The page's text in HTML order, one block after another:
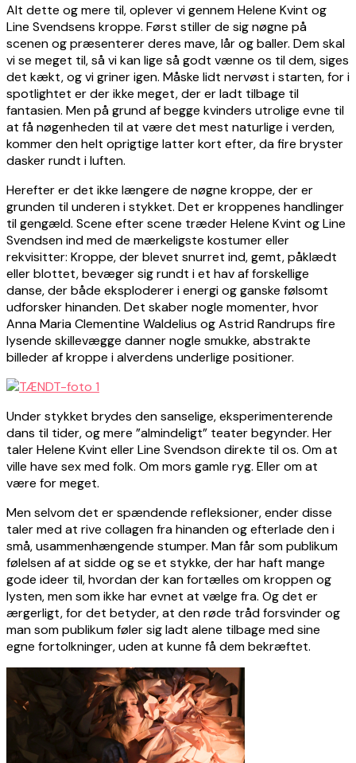
Alt dette og mere til, oplever vi gennem Helene Kvint og
Line Svendsens kroppe. Først stiller de sig nøgne på
scenen og præsenterer deres mave, lår og baller. Dem skal
vi se meget til, så vi kan lige så godt vænne os til dem, siges
det kækt, og vi griner igen. Måske lidt nervøst i starten, for i
spotlightet er der ikke meget, der er ladt tilbage til
fantasien. Men på grund af begge kvinders utrolige evne til
at få nøgenheden til at være det mest naturlige i verden,
kommer den helt oprigtige latter kort efter, da fire bryster
dasker rundt i luften.
Herefter er det ikke længere de nøgne kroppe, der er
grunden til underen i stykket. Det er kroppenes handlinger
til gengæld. Scene efter scene træder Helene Kvint og Line
Svendsen ind med de mærkeligste kostumer eller
rekvisitter: Kroppe, der blevet snurret ind, gemt, påklædt
eller blottet, bevæger sig rundt i et hav af forskellige
danse, der både eksploderer i energi og ganske følsomt
udforsker hinanden. Det skaber nogle momenter, hvor
Anna Maria Clementine Waldelius og Astrid Randrups fire
lysende skillevægge danner nogle smukke, abstrakte
billeder af kroppe i alverdens underlige positioner.
Under stykket brydes den sanselige, eksperimenterende
dans til tider, og mere ”almindeligt” teater begynder. Her
taler Helene Kvint eller Line Svendson direkte til os. Om at
ville have sex med folk. Om mors gamle ryg. Eller om at
være for meget.
Men selvom det er spændende refleksioner, ender disse
taler med at rive collagen fra hinanden og efterlade den i
små, usammenhængende stumper. Man får som publikum
følelsen af at sidde og se et stykke, der har haft mange
gode ideer til, hvordan der kan fortælles om kroppen og
lysten, men som ikke har evnet at vælge fra. Og det er
ærgerligt, for det betyder, at den røde tråd forsvinder og
man som publikum føler sig ladt alene tilbage med sine
egne fortolkninger, uden at kunne få dem bekræftet.